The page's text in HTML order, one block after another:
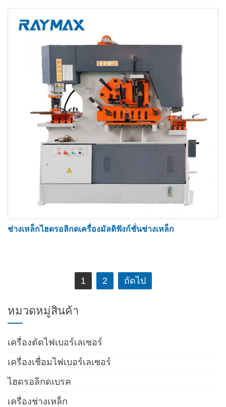
ในการประหยัดของเสีย
● การลดของเสีย
ช่างเหล็กจะช่วยให้ผู้ปฏิบัติงานใกล้ชิดกับงานมากขึ้น
ไม่ว่าจะเป็นงานเจาะ เฉือน บาก หรืองานขึ้นรูป จึง
เป็นการปรับปรุงความแม่นยำและคุณภาพของงาน
การประยุกต์ใช้งานของช่างเหล็กไฮดรอ
การประมวลผลโครงสร้างเหล็ก
การผลิตรถยนต์และชิ้นส่วนลิฟต์
รถพ่วง – ยางอะไหล่, บานพับรถพ่วง, ตะขอ, จ้วง,
แผ่นกระเบื้อง
อุตสาหกรรมเครื่องจักรก่อสร้าง – เครื่องสายพาน,
อุตสาหกรรมเครื่องจักรกลการเกษตรและการ
ฆ่าและการแปรรูปชิ้นส่วน
การประมวลผลส่วนประกอบหอไฟฟ้าแรงสูง
ประมวลผลชิ้นส่วนเหยียบ
ลำเลียงและการประมวลผลชิ้นส่วนอื่นๆ
เครื่องจักรสำหรับเมล็ดพืช – อุปกรณ์สำหรับ
การแปรรูปชิ้นเล็กๆ
ช่างเหล็กไฮดรอลิกดเครื่องมัลติฟังก์ชั่นช่างเหล็ก
เรื่อง
1 2 ถัดไป
หมวดหมู่สินค้า
เครื่องตัดไฟเบอร์เลเซอร์
เครื่องเชื่อมไฟเบอร์เลเซอร์
ไฮดรอลิกดเบรค
เครื่องช่างเหล็ก